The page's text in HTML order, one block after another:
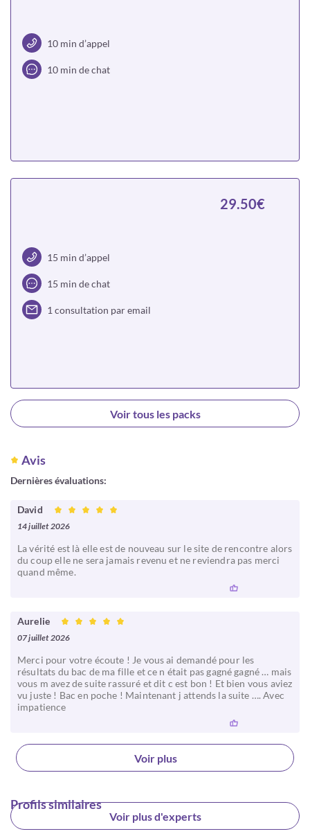
10 min d’appel
10 min de chat
15 min d’appel
15 min de chat
1 consultation par email
29.50€
Choisir
Voir tous les packs
Avis
Dernières évaluations:
David
14 juillet 2026
La vérité est là elle est de nouveau sur le site de rencontre alors
du coup elle ne sera jamais revenu et ne reviendra pas merci
quand même.
Aurelie
07 juillet 2026
Merci pour votre écoute ! Je vous ai demandé pour les
résultats du bac de ma fille et ce n était pas gagné gagné … mais
vous m avez de suite rassuré et dit c est bon ! Et bien vous aviez
vu juste ! Bac en poche ! Maintenant j attends la suite …. Avec
impatience
Voir plus
Profils similaires
Voir plus d'experts